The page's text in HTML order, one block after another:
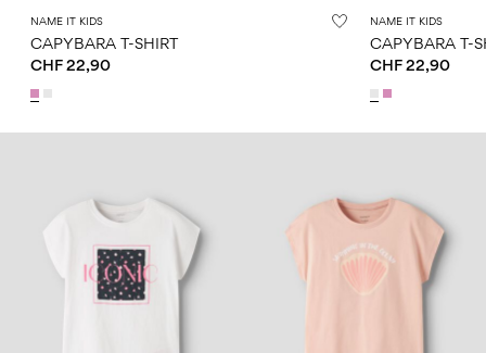
NAME IT KIDS
CAPYBARA T-SHIRT
CHF 22,90
NAME IT KIDS
CAPYBARA T-
CHF 22,90